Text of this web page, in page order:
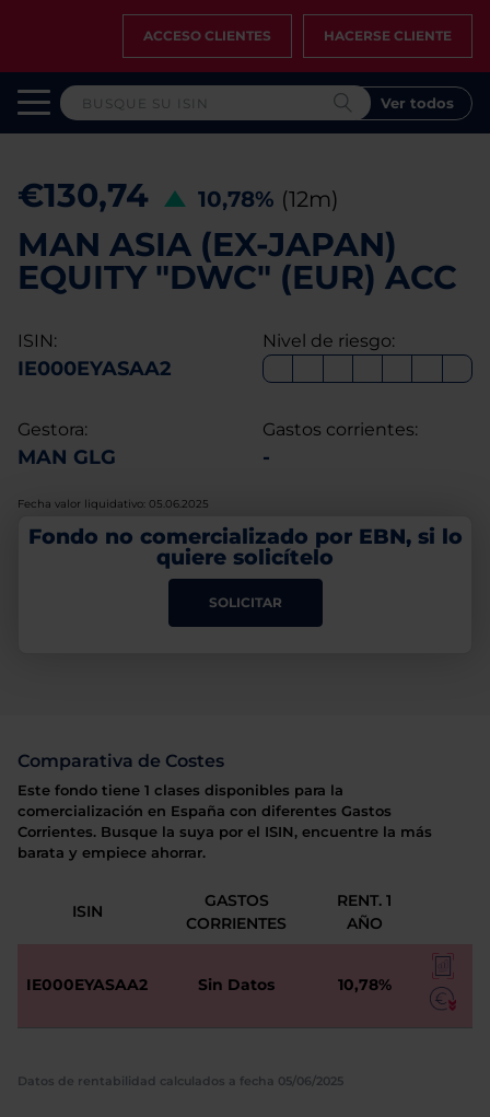
ACCESO CLIENTES HACERSE CLIENTE
Ver todos
€130,74 10,78% (12m)
MAN ASIA (EX-JAPAN)
EQUITY "DWC" (EUR) ACC
ISIN:
IE000EYASAA2
Nivel de riesgo:
Gestora:
MAN GLG
Gastos corrientes:
-
Fecha valor liquidativo: 05.06.2025
Fondo no comercializado por EBN, si lo
quiere solicítelo
SOLICITAR
Comparativa de Costes
Este fondo tiene 1 clases disponibles para la
comercialización en España con diferentes Gastos
Corrientes. Busque la suya por el ISIN, encuentre la más
barata y empiece ahorrar.
ISIN
GASTOS
CORRIENTES
RENT. 1
AÑO
IE000EYASAA2 Sin Datos 10,78%
Datos de rentabilidad calculados a fecha 05/06/2025